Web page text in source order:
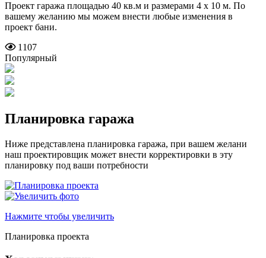
Проект гаража площадью 40 кв.м и размерами 4 х 10 м. По
вашему желанию мы можем внести любые изменения в
проект бани.
1107
Популярный
Планировка гаража
Ниже представлена планировка гаража, при вашем желани
наш проектировщик может внести корректировки в эту
планировку под ваши потребности
Нажмите чтобы увеличить
Планировка проекта